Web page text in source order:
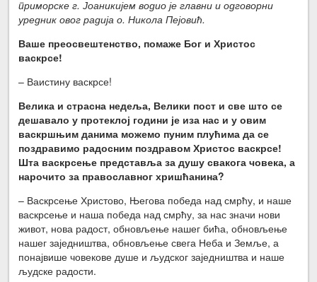
приморске г. Јоаникијем водио је главни и одговорни
уредник овог радија о. Никола Пејовић.
Ваше преосвештенство, помаже Бог и Христос
васкрсе!
– Ваистину васкрсе!
Велика и страсна недеља, Велики пост и све што се
дешавало у протеклој години је иза нас и у овим
васкршњим данима можемо пуним плућима да се
поздравимо радосним поздравом Христос васкрсе!
Шта васкрсење представља за душу свакога човека, а
нарочито за православног хришћанина?
– Васкрсење Христово, Његова победа над смрћу, и наше
васкрсење и наша победа над смрћу, за нас значи нови
живот, нова радост, обновљење нашег бића, обновљење
нашег заједништва, обновљење свега Неба и Земље, а
понајвише човекове душе и људског заједништва и наше
људске радости.